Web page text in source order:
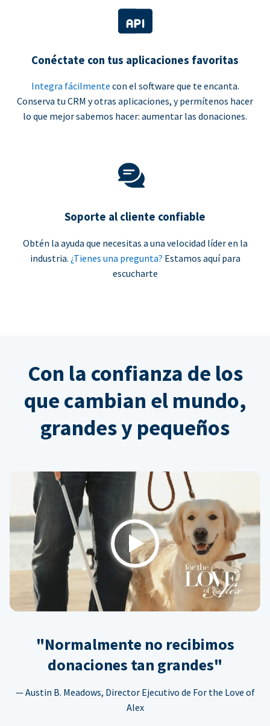
Conéctate con tus aplicaciones favoritas
Integra fácilmente con el software que te encanta.
Conserva tu CRM y otras aplicaciones, y permítenos hacer
lo que mejor sabemos hacer: aumentar las donaciones.
Soporte al cliente confiable
Obtén la ayuda que necesitas a una velocidad líder en la
industria. ¿Tienes una pregunta? Estamos aquí para
escucharte
Con la confianza de los
que cambian el mundo,
grandes y pequeños
Play
"Normalmente no recibimos
donaciones tan grandes"
— Austin B. Meadows, Director Ejecutivo de For the Love of
Alex